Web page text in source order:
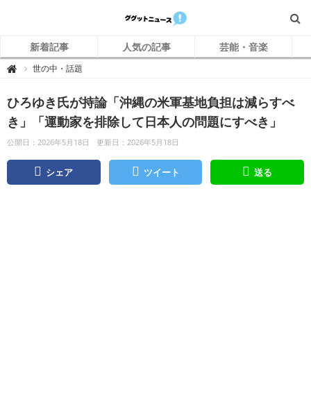
新着記事 人気の記事 芸能・音楽
 グ
ニ
ュ
ー
ス
世の中・話題
ひろゆき氏が持論「沖縄の米軍基地負担は減らすべ
き」「運動家を排除して日本人の問題にすべき」
公開日：2026年5月18日 更新日：2026年5月18日
シェア ツイート 送る